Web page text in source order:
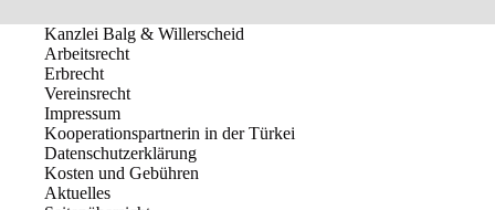
Kanzlei Balg & Willerscheid
Arbeitsrecht
Erbrecht
Vereinsrecht
Impressum
Kooperationspartnerin in der Türkei
Datenschutzerklärung
Kosten und Gebühren
Aktuelles